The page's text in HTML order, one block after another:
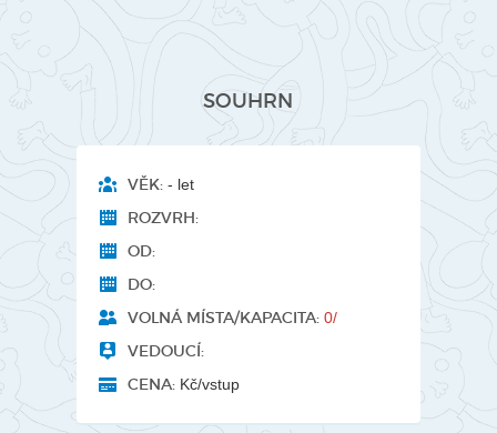
SOUHRN
VĚK: - let
ROZVRH:
OD:
DO:
VOLNÁ MÍSTA/KAPACITA: 0/
VEDOUCÍ:
CENA: Kč/vstup